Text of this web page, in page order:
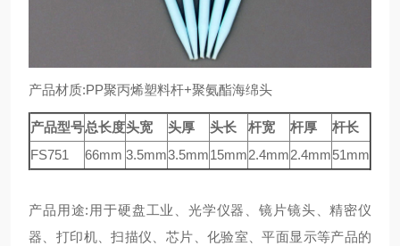
产品材质:PP聚丙烯塑料杆+聚氨酯海绵头
产品型号总长度头宽 头厚 头长 杆宽 杆厚
杆长
FS751
66mm 3.5mm3.5mm15mm2.4mm2.4mm51mm
产品用途:用于硬盘工业、光学仪器、镜片镜头、精密仪
器、打印机、扫描仪、芯片、化验室、平面显示等产品的